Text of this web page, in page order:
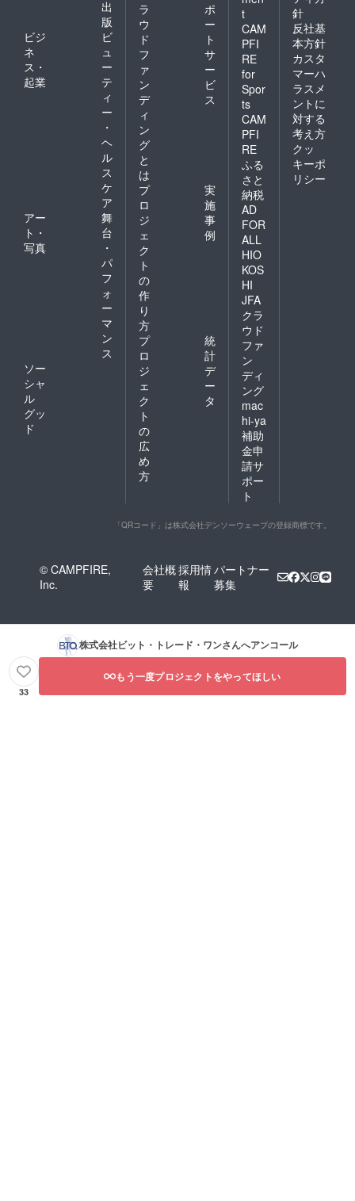
出
版
ビジ
ネ
ス・
起業
ビ
ュ
ー
テ
ィ
ー
・
ヘ
ル
ス
ケ
ア
アー
ト・
写真
舞
台
・
パ
フ
ォ
ー
マ
ン
ス
ソー
シャ
ル
グッ
ド
ラ
ウ
ド
フ
ァ
ン
デ
ィ
ン
グ
と
は
ポ
ー
ト
サ
ー
ビ
ス
プ
ロ
ジ
ェ
ク
ト
の
作
り
方
実
施
事
例
プ
ロ
ジ
ェ
ク
ト
の
広
め
方
統
計
デ
ー
タ
t
CAM
PFI
RE
for
Spor
ts
CAM
PFI
RE
ふる
さと
納税
AD
FOR
ALL
HIO
KOS
HI
JFA
クラ
ウド
ファ
ン
ディ
ング
mac
hi-ya
補助
金申
請サ
ポー
ト
針
反社基
本方針
カスタ
マーハ
ラスメ
ントに
対する
考え方
クッ
キーポ
リシー
「QRコード」は株式会社デンソーウェーブの登録商標です。
© CAMPFIRE,
Inc.
会社概
要
採用情
報
パートナー
募集
株式会社ビット・トレード・ワンさんへアンコール
33
もう一度プロジェクトをやってほしい